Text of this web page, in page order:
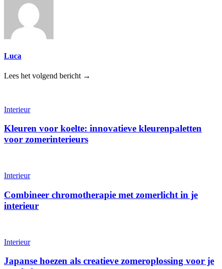
Luca
Lees het volgend bericht →
Interieur
Kleuren voor koelte: innovatieve kleurenpaletten
voor zomerinterieurs
Interieur
Combineer chromotherapie met zomerlicht in je
interieur
Interieur
Japanse hoezen als creatieve zomeroplossing voor je